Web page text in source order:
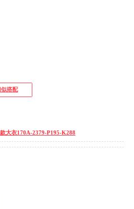
搭配
大衣170A-2379-P195-K288